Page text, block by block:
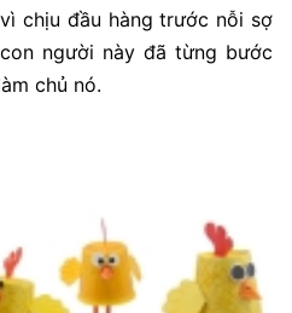
chịu đầu hàng trước nỗi sợ
người này đã từng bước
chủ nó.